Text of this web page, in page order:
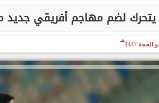
لضم مهاجم أفريقي جديد
هـ